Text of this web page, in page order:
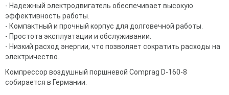
- Надежный электродвигатель обеспечивает высокую
эффективность работы.
- Компактный и прочный корпус для долговечной работы.
- Простота эксплуатации и обслуживании.
- Низкий расход энергии, что позволяет сократить расходы на
электричество.
Компрессор воздушный поршневой Comprag D-160-8
собирается в Германии.